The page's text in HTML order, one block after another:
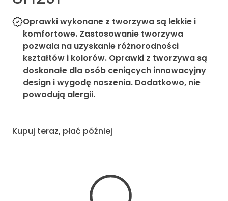
Oprawki wykonane z tworzywa są lekkie i
komfortowe. Zastosowanie tworzywa
pozwala na uzyskanie różnorodności
kształtów i kolorów. Oprawki z tworzywa są
doskonałe dla osób ceniących innowacyjny
design i wygodę noszenia. Dodatkowo, nie
powodują alergii.
Kupuj teraz, płać później